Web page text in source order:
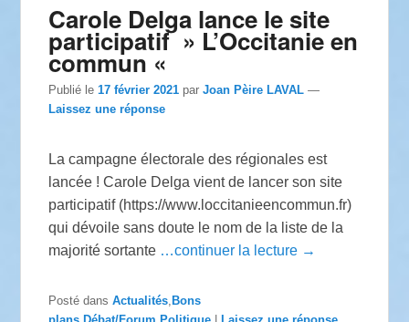
Carole Delga lance le site
participatif » L’Occitanie en
commun «
Publié le17 février 2021 parJoan Pèire LAVAL —
Laissez une réponse
La campagne électorale des régionales est
lancée ! Carole Delga vient de lancer son site
participatif (https://www.loccitanieencommun.fr)
qui dévoile sans doute le nom de la liste de la
majorité sortante …continuer la lecture →
Posté dans Actualités, Bons